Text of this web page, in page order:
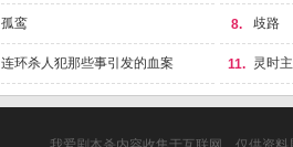
孤鸾 8. 歧路
连环杀人犯那些事引发的血案 11. 灵时